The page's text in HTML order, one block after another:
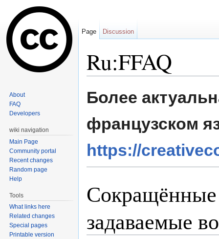
Ru:FFAQ
Более
французском
https://
задаваемые
Page Discussion
About
FAQ
Developers
wiki navigation
Main Page
Community portal
Recent changes
Random page
Help
Tools
What links here
Related changes
Special pages
Printable version